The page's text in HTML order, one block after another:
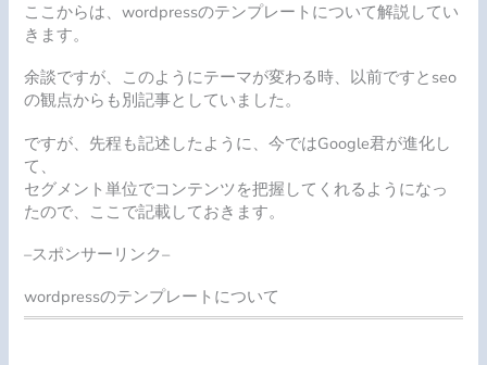
ここからは、wordpressのテンプレートについて解説してい
きます。
余談ですが、このようにテーマが変わる時、以前ですとseo
の観点からも別記事としていました。
ですが、先程も記述したように、今ではGoogle君が進化し
て、
セグメント単位でコンテンツを把握してくれるようになっ
たので、ここで記載しておきます。
–スポンサーリンク–
wordpressのテンプレートについて